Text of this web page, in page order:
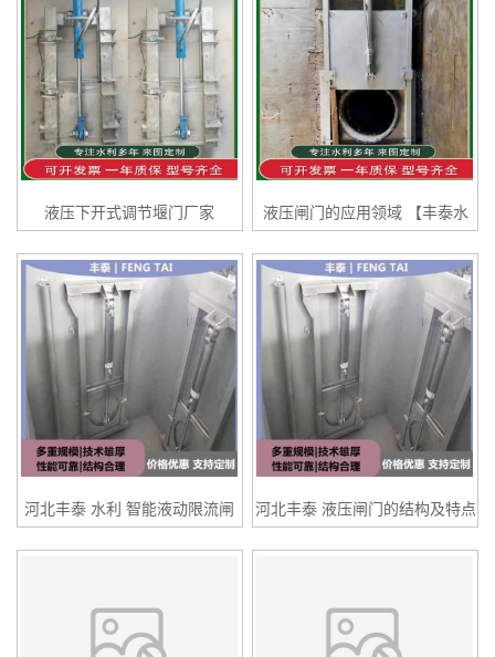
液压下开式调节堰门厂家
液压闸门的应用领域 【丰泰水
河北丰泰 水利 智能液动限流闸
河北丰泰 液压闸门的结构及特点